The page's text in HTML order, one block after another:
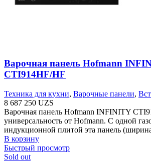
Варочная панель Hofmann
CTI914HF/HF
Техника для кухни, Варочные панели,
8 687 250 UZS
Варочная панель Hofmann INFINITY
универсальность от Hofmann. С одной
индукционной плитой эта панель
В корзину
Быстрый просмотр
Sold out